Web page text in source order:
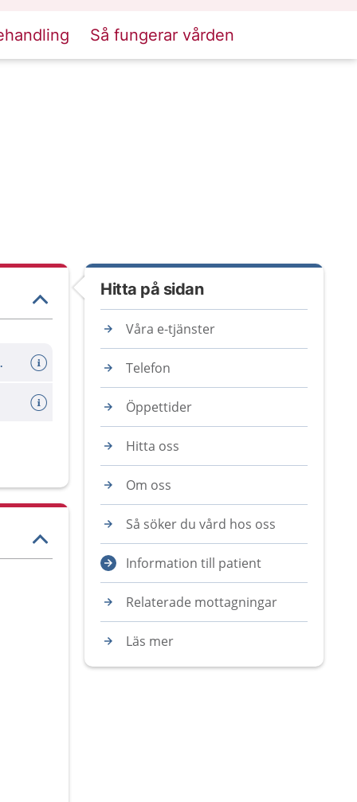
Så fungerar vården
tid
Hitta på sidan
Våra e-tjänster
Telefon
Öppettider
Hitta oss
Om oss
Så söker du vård hos oss
Information till patient
Relaterade mottagningar
Läs mer